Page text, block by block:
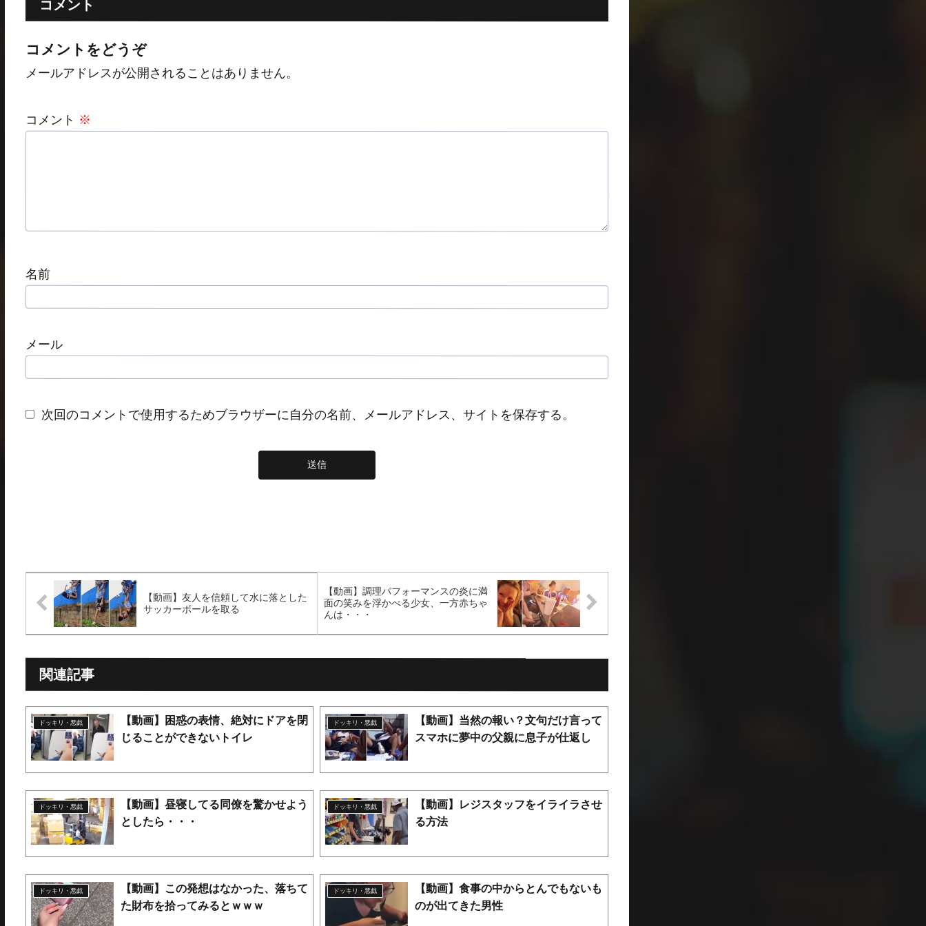
コメント
コメントをどうぞ
メールアドレスが公開されることはありません。
コメント ※
名前
メール
次回のコメントで使用するためブラウザーに自分の名前、メールアドレス、サイトを保存する。
【動画】友人を信頼して水に落とした
サッカーボールを取る
【動画】調理パフォーマンスの炎に満
面の笑みを浮かべる少女、一方赤ちゃ
んは・・・
関連記事
ドッキリ・悪戯 【動画】困惑の表情、絶対にドアを閉
じることができないトイレ
ドッキリ・悪戯 【動画】当然の報い？文句だけ言って
スマホに夢中の父親に息子が仕返し
ドッキリ・悪戯 【動画】昼寝してる同僚を驚かせよう
としたら・・・
ドッキリ・悪戯 【動画】レジスタッフをイライラさせ
る方法
ドッキリ・悪戯 【動画】この発想はなかった、落ちて
た財布を拾ってみるとｗｗｗ
ドッキリ・悪戯 【動画】食事の中からとんでもないも
のが出てきた男性